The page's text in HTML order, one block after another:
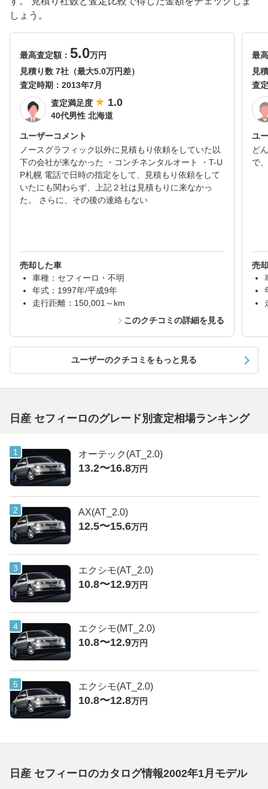
しょう。
最高査定額： 5.0万円
見積り数 7社（最大5.0万円差）
査定時期： 2013年7月
査定満足度
1.0
40代男性 北海道
ユーザーコメント
ノースグラフィック以外に見積もり依頼をしていた以
下の会社が来なかった ・コンチネンタルオート ・T-U
P札幌 電話で日時の指定をして、見積もり依頼をして
いたにも関わらず、上記２社は見積もりに来なかっ
た。 さらに、その後の連絡もない
売却した車
車種：セフィーロ・不明
年式：1997年/平成9年
走行距離：150,001～km
このクチコミの詳細を見る
最
見
査
ユ
ど
で
売
ユーザーのクチコミをもっと見る
日産 セフィーロのグレード別査定相場ランキング
オーテック(AT_2.0)
13.2〜16.8万円
AX(AT_2.0)
12.5〜15.6万円
エクシモ(AT_2.0)
10.8〜12.9万円
エクシモ(MT_2.0)
10.8〜12.9万円
エクシモ(AT_2.0)
10.8〜12.8万円
日産 セフィーロのカタログ情報2002年1月モデル